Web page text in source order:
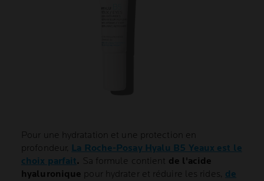
Pour une hydratation et une protection en
profondeur, La Roche-Posay Hyalu B5 Yeaux est le
choix parfait. Sa formule contient de l'acide
hyaluronique pour hydrater et réduire les rides, de